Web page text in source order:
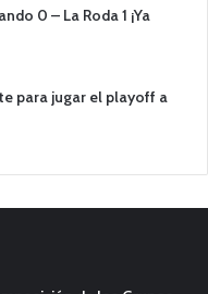
0 – La Roda 1 ¡Ya
para jugar el playoff a